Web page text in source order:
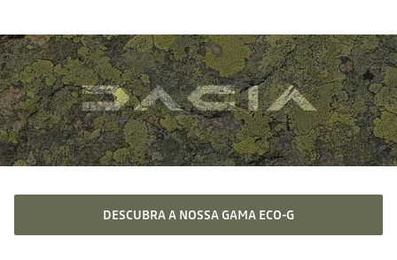
DESCUBRA A NOSSA GAMA ECO-G